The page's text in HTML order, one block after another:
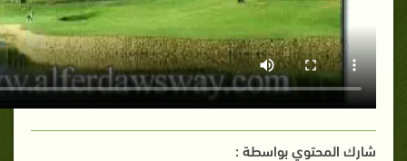
شارك المحتوي بواسطة :